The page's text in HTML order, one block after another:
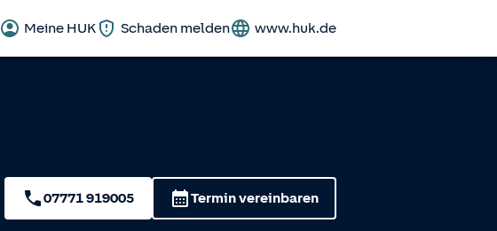
Meine HUK Schaden melden www.huk.de
07771 919005 Termin vereinbaren